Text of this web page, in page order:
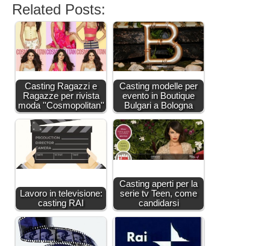
Related Posts:
Casting Ragazzi e
Ragazze per rivista
moda ''Cosmopolitan''
Casting modelle per
evento in Boutique
Bulgari a Bologna
Lavoro in televisione:
casting RAI
Casting aperti per la
serie tv Teen, come
candidarsi